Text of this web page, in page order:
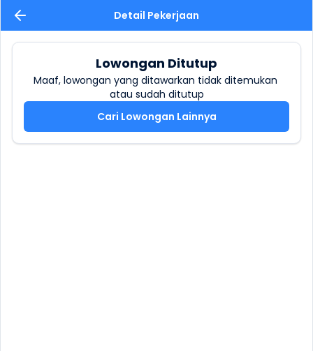
Detail Pekerjaan
Lowongan Ditutup
Maaf, lowongan yang ditawarkan tidak ditemukan
atau sudah ditutup
Cari Lowongan Lainnya